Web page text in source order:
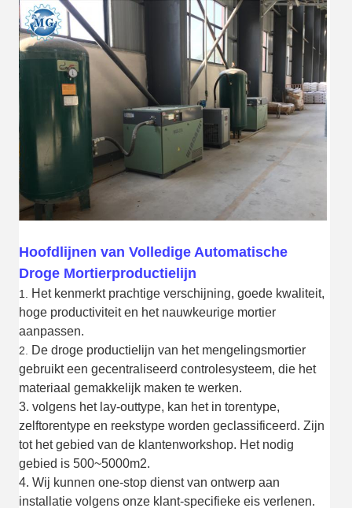
Hoofdlijnen van Volledige Automatische
Droge Mortierproductielijn
1.
Het kenmerkt prachtige verschijning, goede kwaliteit,
hoge productiviteit en het nauwkeurige mortier
aanpassen.
2.
De droge productielijn van het mengelingsmortier
gebruikt een gecentraliseerd controlesysteem, die het
materiaal gemakkelijk maken te werken.
3. volgens het lay-outtype, kan het in torentype,
zelftorentype en reekstype worden geclassificeerd. Zijn
tot het gebied van de klantenworkshop. Het nodig
gebied is 500~5000m2.
4. Wij kunnen one-stop dienst van ontwerp aan
installatie volgens onze klant-specifieke eis verlenen.